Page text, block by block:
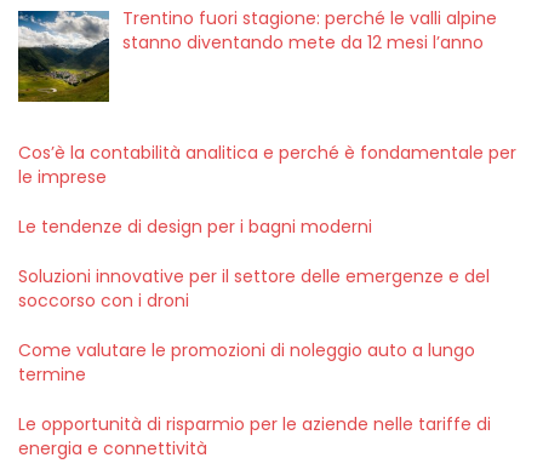
Trentino fuori stagione: perché le valli alpine
stanno diventando mete da 12 mesi l’anno
Cos’è la contabilità analitica e perché è fondamentale per
le imprese
Le tendenze di design per i bagni moderni
Soluzioni innovative per il settore delle emergenze e del
soccorso con i droni
Come valutare le promozioni di noleggio auto a lungo
termine
Le opportunità di risparmio per le aziende nelle tariffe di
energia e connettività